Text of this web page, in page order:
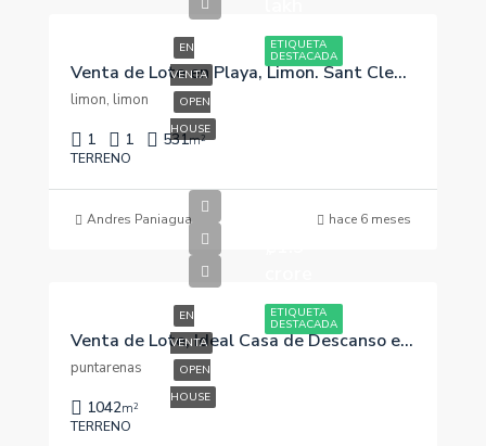
ETIQUETA
DESTACADA
EN
VENTA
OPEN
HOUSE
Venta de Lote en Playa, Limon. Sant Clemnt
limon, limon
1 1 531m²
TERRENO
Andres Paniagua hace 6 meses
ETIQUETA
DESTACADA
EN
VENTA
OPEN
HOUSE
Venta de Lote, Ideal Casa de Descanso en Coronado, Puntarenas. Osa
puntarenas
1042m²
TERRENO